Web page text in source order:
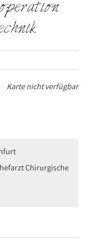
Karte nicht verfügbar
Chirurgische